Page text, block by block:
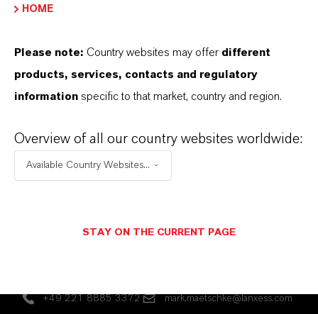
Instagram
Xing
Mark Mätschke
+49 221 8885 3372 mark.maetschke@lanxess.com
HOME
Please note: Country websites may offer different
products, services, contacts and regulatory
information specific to that market, country and region.
Overview of all our country websites worldwide:
Available Country Websites...
STAY ON THE CURRENT PAGE